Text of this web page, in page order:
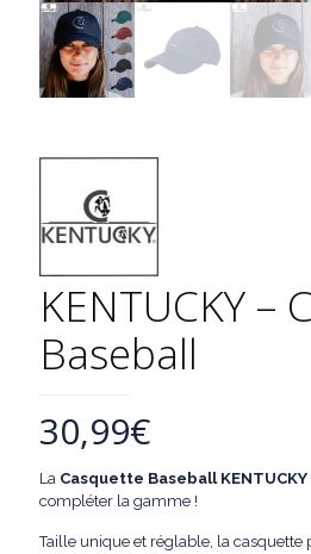
KENTUCKY –
Baseball
30,99€
La Casquette Baseball
compléter la gamme !
Taille unique et réglable, la casquette